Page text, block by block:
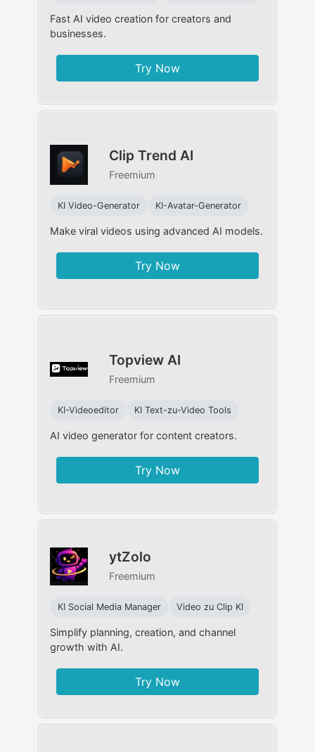
Fast AI video creation for creators and
businesses.
Try Now
Clip Trend AI
Freemium
KI Video-Generator KI-Avatar-Generator
Make viral videos using advanced AI models.
Try Now
Topview AI
Freemium
KI-Videoeditor KI Text-zu-Video Tools
AI video generator for content creators.
Try Now
ytZolo
Freemium
KI Social Media Manager​ Video zu Clip KI
Simplify planning, creation, and channel
growth with AI.
Try Now